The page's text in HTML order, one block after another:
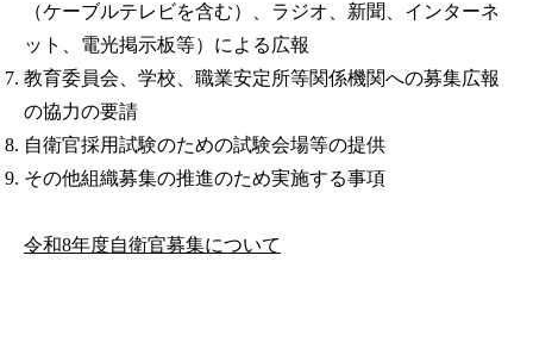
（ケーブルテレビを含む）、ラジオ、新聞、インターネ
ット、電光掲示板等）による広報
教育委員会、学校、職業安定所等関係機関への募集広報
の協力の要請
自衛官採用試験のための試験会場等の提供
その他組織募集の推進のため実施する事項
令和8年度自衛官募集について